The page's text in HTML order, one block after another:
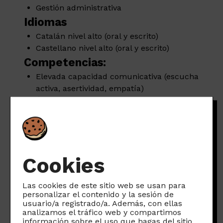
Cookies
Las cookies de este sitio web se usan para
personalizar el contenido y la sesión de
usuario/a registrado/a. Además, con ellas
analizamos el tráfico web y compartimos
información sobre el uso que hagas del sitio
Gestión administrativa
Idiomas
Catalán nivel alto (oral y escrito)
Castellano nivel alto (oral y escrito)
Competencias:
Elevada capacidad comunicativa (escucha
activa, asertividad, empatía)
Ética y credibilidad
Innovación
Iniciativa
cambio
Elevada capacidad de aprendizaje
Tolerancia a la presión
Compromiso
Negociación